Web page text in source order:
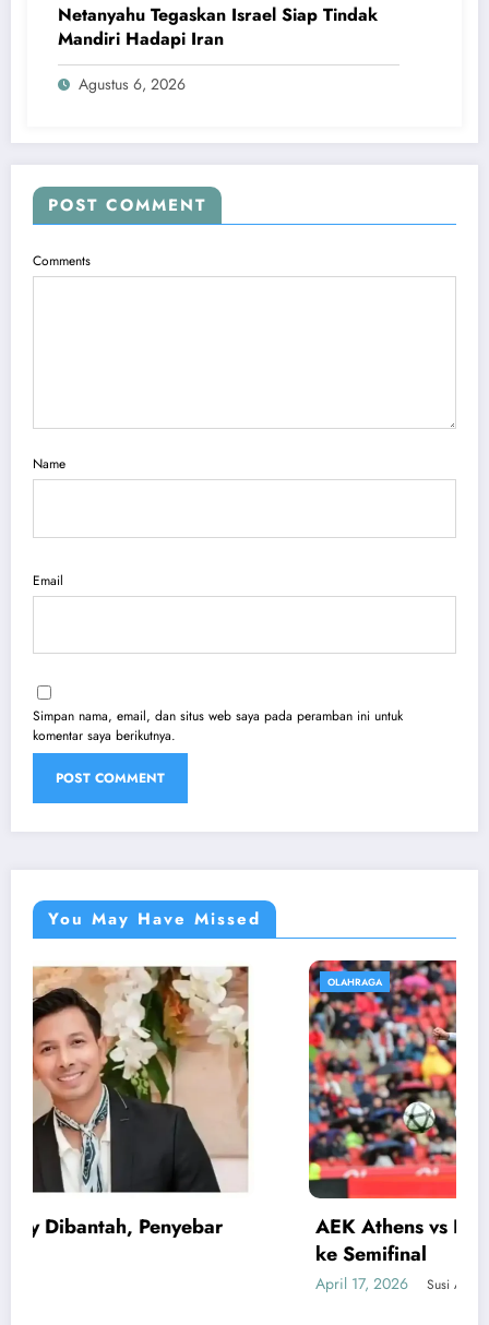
Netanyahu Tegaskan Israel Siap Tindak
Mandiri Hadapi Iran
Agustus 6, 2026
POST COMMENT
Comments
Name
Email
Simpan nama, email, dan situs web saya pada peramban ini untuk
komentar saya berikutnya.
You May Have Missed
OLAHRAGA
AEK Athens vs Rayo: Rayo Vallecano Lolos